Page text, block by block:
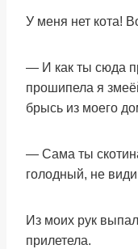
У меня нет кота!
— И как ты сюда
прошипела я
брысь из моего
— Сама ты
голодный, не
Из моих рук
прилетела.